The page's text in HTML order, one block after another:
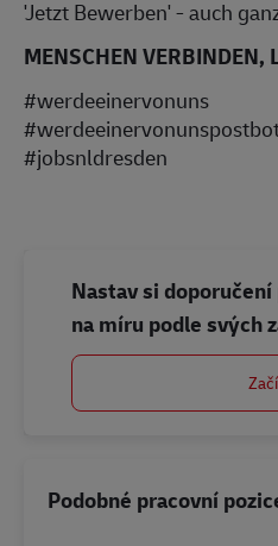
'Jetzt Bewerben' - auch
MENSCHEN VERBINDEN,
#werdeeinervonuns
#jobsnldresden
Nastav si
na míru podle svých
Podobné pracovní